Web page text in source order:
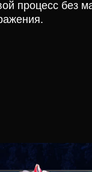
процесс без